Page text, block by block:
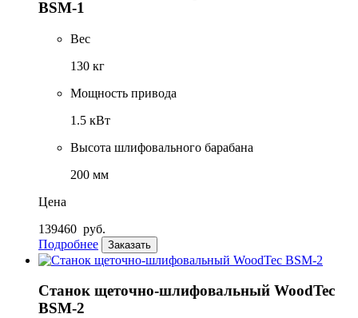
BSM-1
Вес
130 кг
Мощность привода
1.5 кВт
Высота шлифовального барабана
200 мм
Цена
139460 руб.
Подробнее
Заказать
Станок щеточно-шлифовальный WoodTec
BSM-2